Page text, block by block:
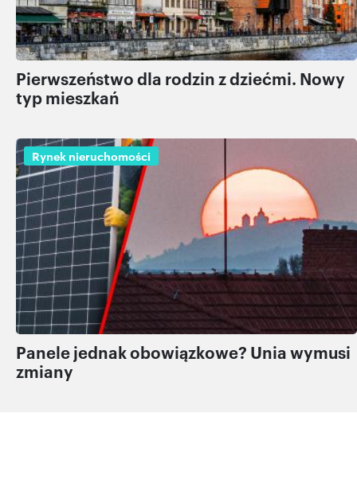
Pierwszeństwo dla rodzin z dziećmi. Nowy
typ mieszkań
Rynek nieruchomości
Panele jednak obowiązkowe? Unia wymusi
zmiany